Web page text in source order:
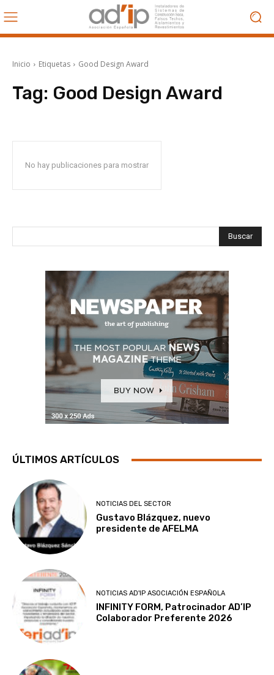
Inicio Etiquetas Good Design Award
Tag: Good Design Award
No hay publicaciones para mostrar
Buscar
ÚLTIMOS ARTÍCULOS
NOTICIAS DEL SECTOR
Gustavo Blázquez, nuevo
presidente de AFELMA
NOTICIAS AD'IP ASOCIACIÓN ESPAÑOLA
INFINITY FORM, Patrocinador AD’IP
Colaborador Preferente 2026